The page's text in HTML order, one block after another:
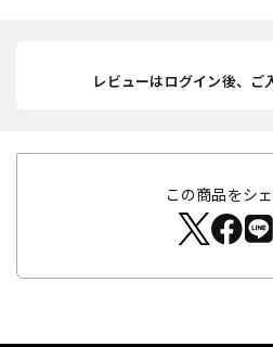
レビューはログイン後、ご
この商品をシ